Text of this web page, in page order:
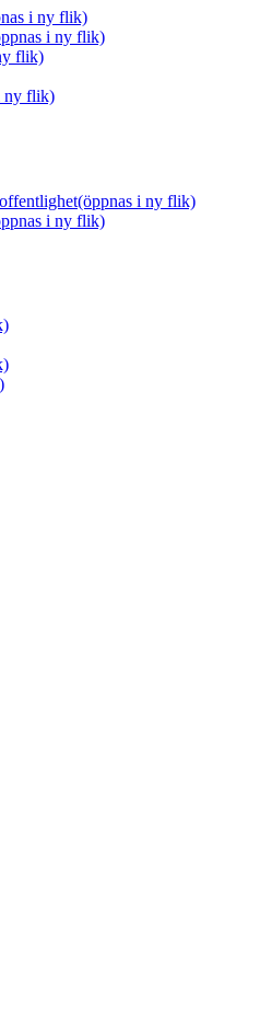
i ny flik)
i ny flik)
flik)
ny flik)
(öppnas i ny flik)
i ny flik)